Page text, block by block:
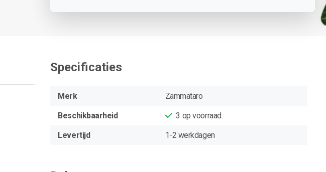
Specificaties
Merk Zammataro
Beschikbaarheid 3 op voorraad
Levertijd 1-2 werkdagen